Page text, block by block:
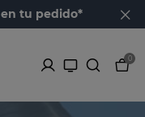
en tu pedido*
0